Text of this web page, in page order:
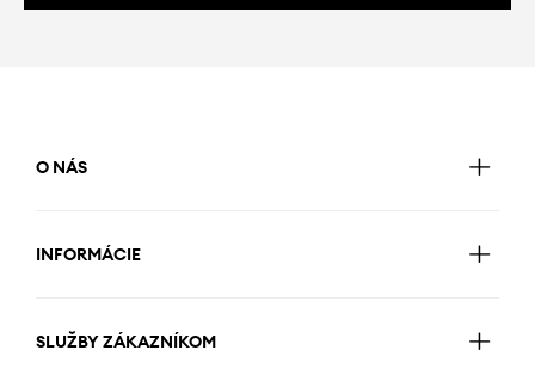
O NÁS
INFORMÁCIE
SLUŽBY ZÁKAZNÍKOM